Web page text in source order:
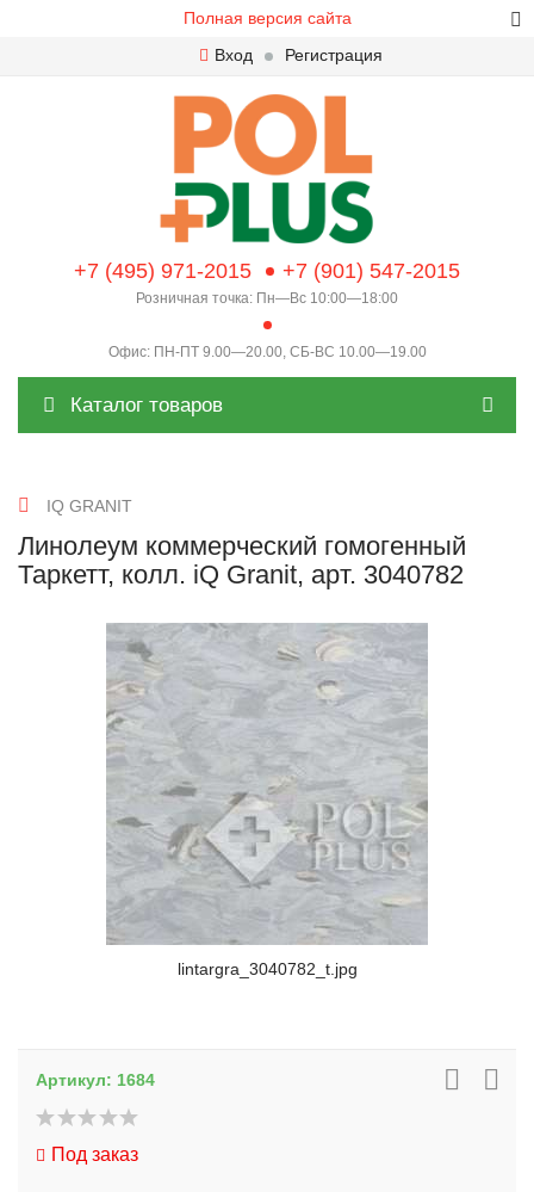
Полная версия сайта
Вход
Регистрация
+7 (495) 971-2015 +7 (901) 547-2015
Розничная точка: Пн—Вс 10:00—18:00
Офис: ПН-ПТ 9.00—20.00, СБ-ВС 10.00—19.00
Каталог товаров
IQ GRANIT
Линолеум коммерческий гомогенный
Таркетт, колл. iQ Granit, арт. 3040782
lintargra_3040782_t.jpg
Артикул: 1684
Под заказ